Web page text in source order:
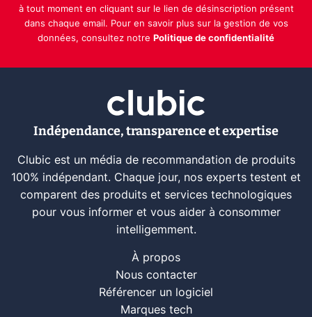
à tout moment en cliquant sur le lien de désinscription présent
dans chaque email. Pour en savoir plus sur la gestion de vos
données, consultez notre Politique de confidentialité
Indépendance, transparence et expertise
Clubic est un média de recommandation de produits
100% indépendant. Chaque jour, nos experts testent et
comparent des produits et services technologiques
pour vous informer et vous aider à consommer
intelligemment.
À propos
Nous contacter
Référencer un logiciel
Marques tech